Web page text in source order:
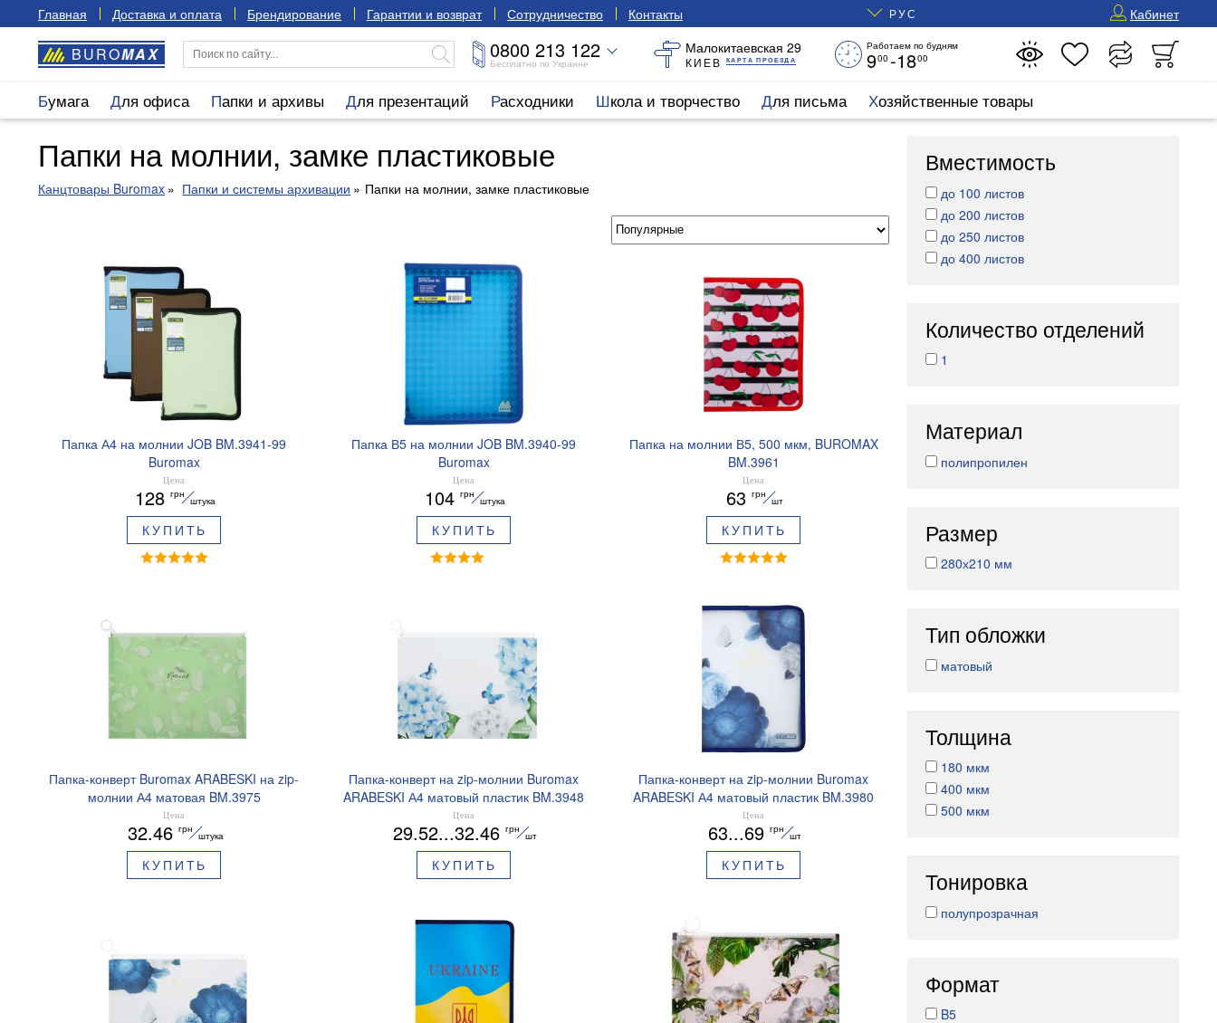
Главная Доставка и оплата Брендирование Гарантии и возврат Сотрудничество Контакты РУС Кабинет
BUROMAX 0800 213 122
Бесплатно по Украине
Малокитаевская 29
КИЕВ КАРТА ПРОЕЗДА
Работаем по будням
900 -1800
Бумага Для офиса Папки и архивы Для презентаций Расходники Школа и творчество Для письма Хозяйственные товары
Папки на молнии, замке пластиковые
Канцтовары Buromax Папки и системы архивации Папки на молнии, замке пластиковые
Папка А4 на молнии JOB BM.3941-99
Buromax
Цена
128 грн
штука
КУПИТЬ
Папка В5 на молнии JOB BM.3940-99
Buromax
Цена
104 грн
штука
КУПИТЬ
Папка на молнии В5, 500 мкм, BUROMAX
BM.3961
Цена
63 грн
шт
КУПИТЬ
Папка-конверт Buromax ARABESKI на zip-
молнии А4 матовая BM.3975
Цена
32.46 грн
штука
КУПИТЬ
Папка-конверт на zip-молнии Buromax
ARABESKI А4 матовый пластик BM.3948
Цена
29.52...32.46 грн
шт
КУПИТЬ
Папка-конверт на zip-молнии Buromax
ARABESKI А4 матовый пластик BM.3980
Цена
63...69 грн
шт
КУПИТЬ
Вместимость
до 100 листов
до 200 листов
до 250 листов
до 400 листов
Количество отделений
1
Материал
полипропилен
Размер
280х210 мм
Тип обложки
матовый
Толщина
180 мкм
400 мкм
500 мкм
Тонировка
полупрозрачная
Формат
B5